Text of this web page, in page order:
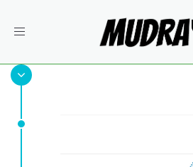
Toggle